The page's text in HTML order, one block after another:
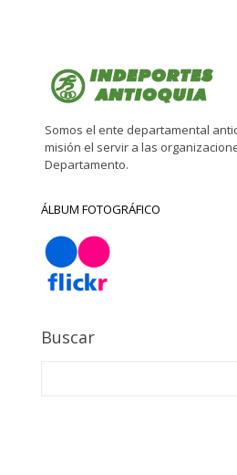
Somos el ente departamental
misión el servir a las
Departamento.
ÁLBUM FOTOGRÁFICO
Buscar